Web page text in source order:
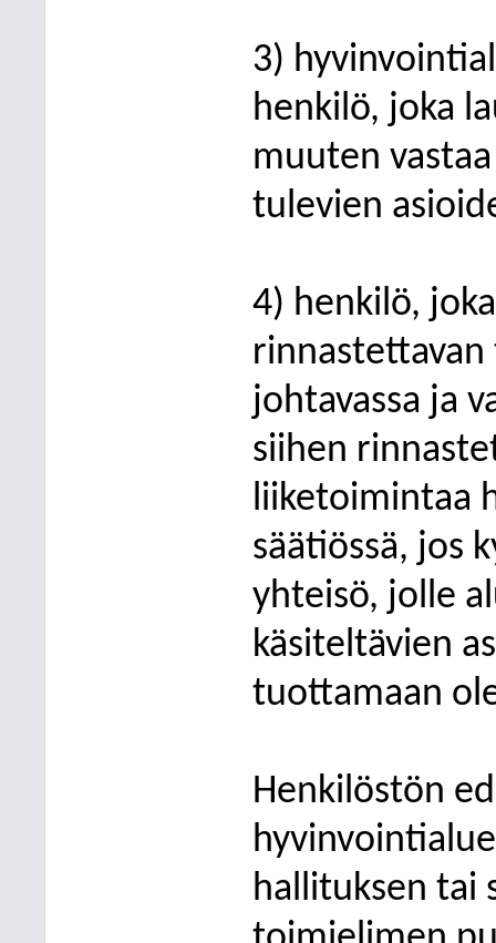
3)
henkilö, joka
muuten
tulevien
4) henkilö,
johtavassa ja
siihen
liiketoimintaa
säätiössä, jos
yhteisö, jolle
käsiteltävien
tuottamaan
Henkilöstön
hallituksen tai